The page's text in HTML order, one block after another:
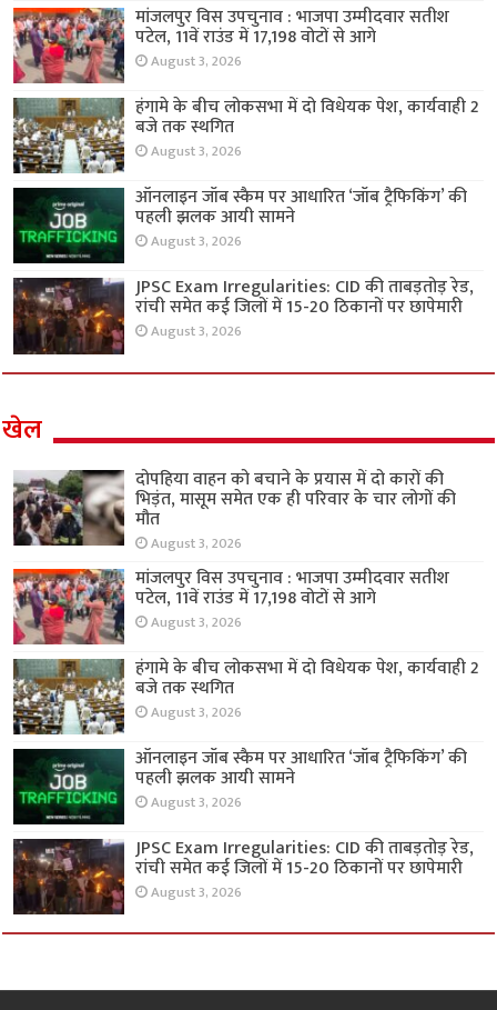
मांजलपुर विस उपचुनाव : भाजपा उम्मीदवार सतीश
पटेल, 11वें राउंड में 17,198 वोटों से आगे
August 3, 2026
हंगामे के बीच लोकसभा में दो विधेयक पेश, कार्यवाही 2
बजे तक स्थगित
August 3, 2026
ऑनलाइन जॉब स्कैम पर आधारित ‘जॉब ट्रैफिकिंग’ की
पहली झलक आयी सामने
August 3, 2026
JPSC Exam Irregularities: CID की ताबड़तोड़ रेड,
रांची समेत कई जिलों में 15-20 ठिकानों पर छापेमारी
August 3, 2026
खेल
दोपहिया वाहन को बचाने के प्रयास में दो कारों की
भिड़ंत, मासूम समेत एक ही परिवार के चार लोगों की
मौत
August 3, 2026
मांजलपुर विस उपचुनाव : भाजपा उम्मीदवार सतीश
पटेल, 11वें राउंड में 17,198 वोटों से आगे
August 3, 2026
हंगामे के बीच लोकसभा में दो विधेयक पेश, कार्यवाही 2
बजे तक स्थगित
August 3, 2026
ऑनलाइन जॉब स्कैम पर आधारित ‘जॉब ट्रैफिकिंग’ की
पहली झलक आयी सामने
August 3, 2026
JPSC Exam Irregularities: CID की ताबड़तोड़ रेड,
रांची समेत कई जिलों में 15-20 ठिकानों पर छापेमारी
August 3, 2026